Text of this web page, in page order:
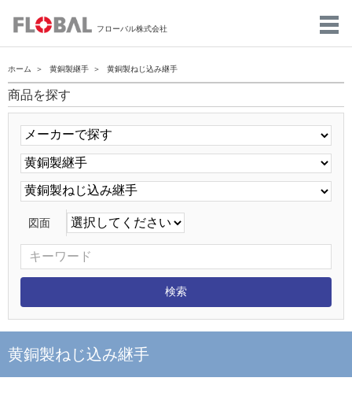
フローバル株式会社
ホーム 黄銅製継手 黄銅製ねじ込み継手
商品を探す
図面
黄銅製ねじ込み継手